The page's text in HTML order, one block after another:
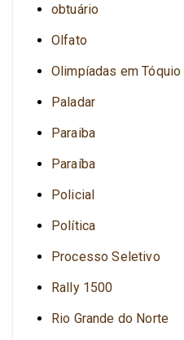
obtuário
Olfato
Olimpíadas em Tóquio
Paladar
Paraiba
Paraíba
Policial
Política
Processo Seletivo
Rally 1500
Rio Grande do Norte